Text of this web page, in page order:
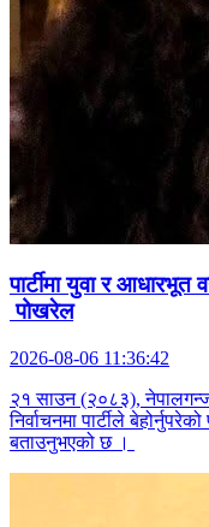
पार्टीमा युवा र आधारभूत
पोखरेल
2026-08-06 11:36:42
२१ साउन (२०८३),
निर्वाचनमा पार्टीले
बताउनुभएको छ ।